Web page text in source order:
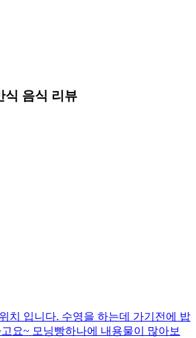
식 음식 리뷰
치 입니다. 수영을 하는데 가기전에 밥
요~ 모닝빵하나에 내용물이 많아보